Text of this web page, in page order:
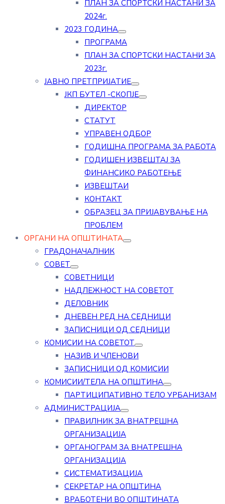
ПЛАН ЗА СПОРТСКИ НАСТАНИ ЗА
2024г.
2023 ГОДИНА
ПРОГРАМА
ПЛАН ЗА СПОРТСКИ НАСТАНИ ЗА
2023г.
ЈАВНО ПРЕТПРИЈАТИЕ
ЈКП БУТЕЛ -СКОПЈЕ
ДИРЕКТОР
СТАТУТ
УПРАВЕН ОДБОР
ГОДИШНА ПРОГРАМА ЗА РАБОТА
ГОДИШЕН ИЗВЕШТАЈ ЗА
ФИНАНСИКО РАБОТЕЊЕ
ИЗВЕШТАИ
КОНТАКТ
ОБРАЗЕЦ ЗА ПРИЈАВУВАЊЕ НА
ПРОБЛЕМ
ОРГАНИ НА ОПШТИНАТА
ГРАДОНАЧАЛНИК
СОВЕТ
СОВЕТНИЦИ
НАДЛЕЖНОСТ НА СОВЕТОТ
ДЕЛОВНИК
ДНЕВЕН РЕД НА СЕДНИЦИ
ЗАПИСНИЦИ ОД СЕДНИЦИ
КОМИСИИ НА СОВЕТОТ
НАЗИВ И ЧЛЕНОВИ
ЗАПИСНИЦИ ОД КОМИСИИ
КОМИСИИ/ТЕЛА НА ОПШТИНА
ПАРТИЦИПАТИВНО ТЕЛО УРБАНИЗАМ
АДМИНИСТРАЦИЈА
ПРАВИЛНИК ЗА ВНАТРЕШНА
ОРГАНИЗАЦИЈА
ОРГАНОГРАМ ЗА ВНАТРЕШНА
ОРГАНИЗАЦИЈА
СИСТЕМАТИЗАЦИЈА
СЕКРЕТАР НА ОПШТИНА
ВРАБОТЕНИ ВО ОПШТИНАТА